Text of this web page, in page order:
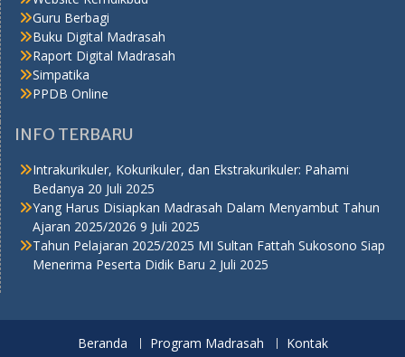
Guru Berbagi
Buku Digital Madrasah
Raport Digital Madrasah
Simpatika
PPDB Online
INFO TERBARU
Intrakurikuler, Kokurikuler, dan Ekstrakurikuler: Pahami
Bedanya 20 Juli 2025
Yang Harus Disiapkan Madrasah Dalam Menyambut Tahun
Ajaran 2025/2026 9 Juli 2025
Tahun Pelajaran 2025/2025 MI Sultan Fattah Sukosono Siap
Menerima Peserta Didik Baru 2 Juli 2025
Beranda Program Madrasah Kontak